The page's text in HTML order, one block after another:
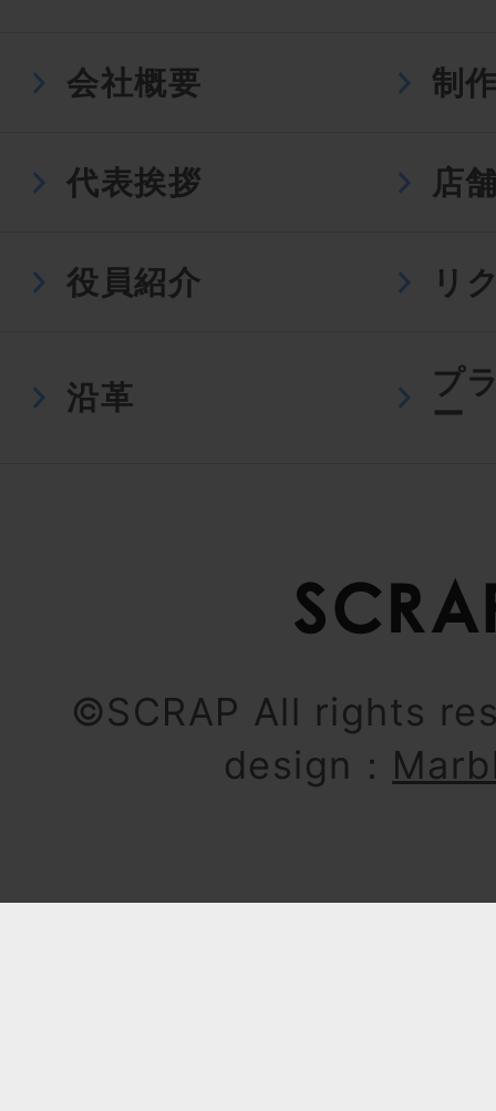
会社概要 制
代表挨拶 店
役員紹介 リ
沿革
プ
ー
©SCRAP All rights
design：